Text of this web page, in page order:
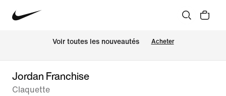
Voir toutes les nouveautés Acheter
Jordan Franchise
Claquette